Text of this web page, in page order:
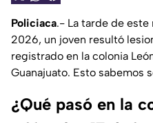
Policiaca.- La tarde de este
2026, un joven resultó
registrado en la colonia
Guanajuato. Esto sabemos
¿Qué pasó en la